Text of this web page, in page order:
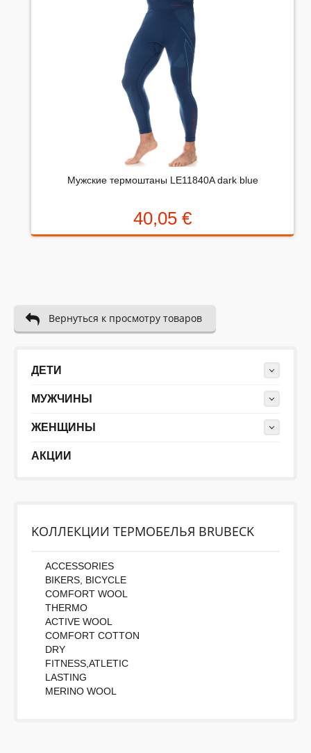
Во-первых: Оцените данный товар. Пожалуйста,
выберите оценку от 0 (плохо) до 5 (отлично).
Мужские термоштаны LE11840A dark blue
40,05 €
Вернуться к просмотру товаров
ДЕТИ
МУЖЧИНЫ
ЖЕНЩИНЫ
АКЦИИ
KОЛЛЕКЦИИ ТЕРМОБЕЛЬЯ BRUBECK
ACCESSORIES
BIKERS, BICYCLE
COMFORT WOOL
THERMO
ACTIVE WOOL
COMFORT COTTON
DRY
FITNESS,ATLETIC
LASTING
MERINO WOOL